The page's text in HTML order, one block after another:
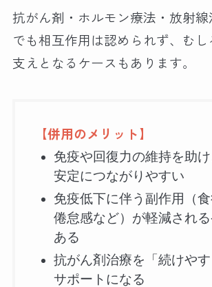
抗がん剤・ホルモン療法・放射
でも相互作用は認められず、む
支えとなるケースもあります。
【併用のメリット】
免疫や回復力の維持を助
安定につながりやすい
免疫低下に伴う副作用（食
倦怠感など）が軽減され
ある
抗がん剤治療を「続けやす
サポートになる